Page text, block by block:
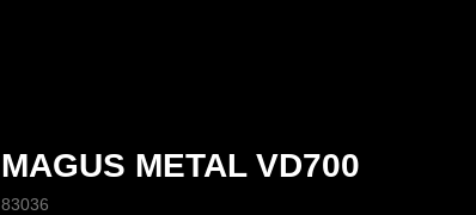
MAGUS METAL VD700
83036